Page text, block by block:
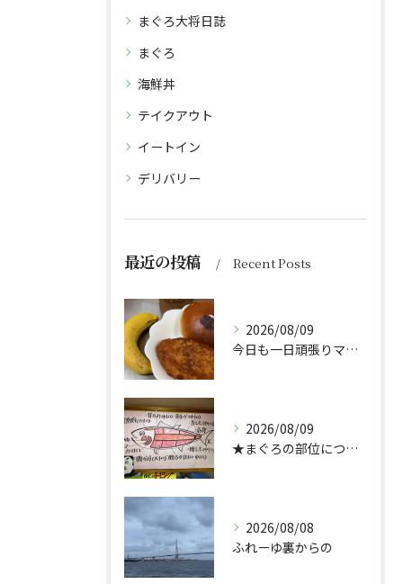
まぐろ大将日誌
まぐろ
海鮮丼
テイクアウト
イートイン
デリバリー
最近の投稿 Recent Posts
2026/08/09
今日も一日頑張りマッスル💪
2026/08/09
★まぐろの部位について★
2026/08/08
ふれーゆ裏からの